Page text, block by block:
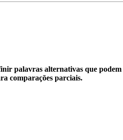
palavras alternativas que podem
comparações parciais.